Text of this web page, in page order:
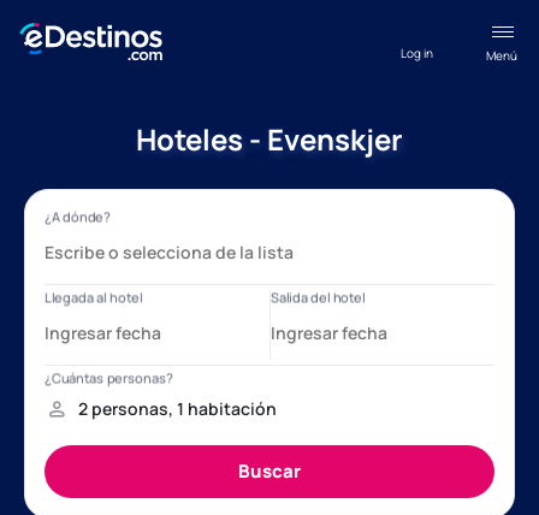
Menú
Log in
Hoteles - Evenskjer